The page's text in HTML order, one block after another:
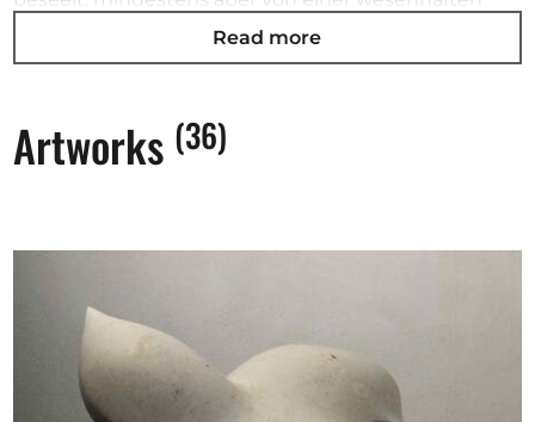
Präsenz erfüllt sind. Vielleicht liegt das daran, dass die
Bildhauerin ihren Steinen möglichst auf Augenhöhe
Transformation, umgeben von Stille und wäre der
skulpturale Vorgang ein Tanz, der Stein würde
Schwersten fällt: Sie muss etwas sein lassen,
Majer Prozess, Prozess Loslösung, Loslösung
Erkenntnis."
(Vivien Sigmund, M.A., Stuttgart)
Read more
Artworks (36)